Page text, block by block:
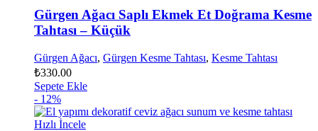
Gürgen Ağacı Saplı Ekmek Et Doğrama Kesme
Tahtası – Küçük
Gürgen Ağacı, Gürgen Kesme Tahtası, Kesme Tahtası
₺330.00
Sepete Ekle
- 12%
Hızlı İncele